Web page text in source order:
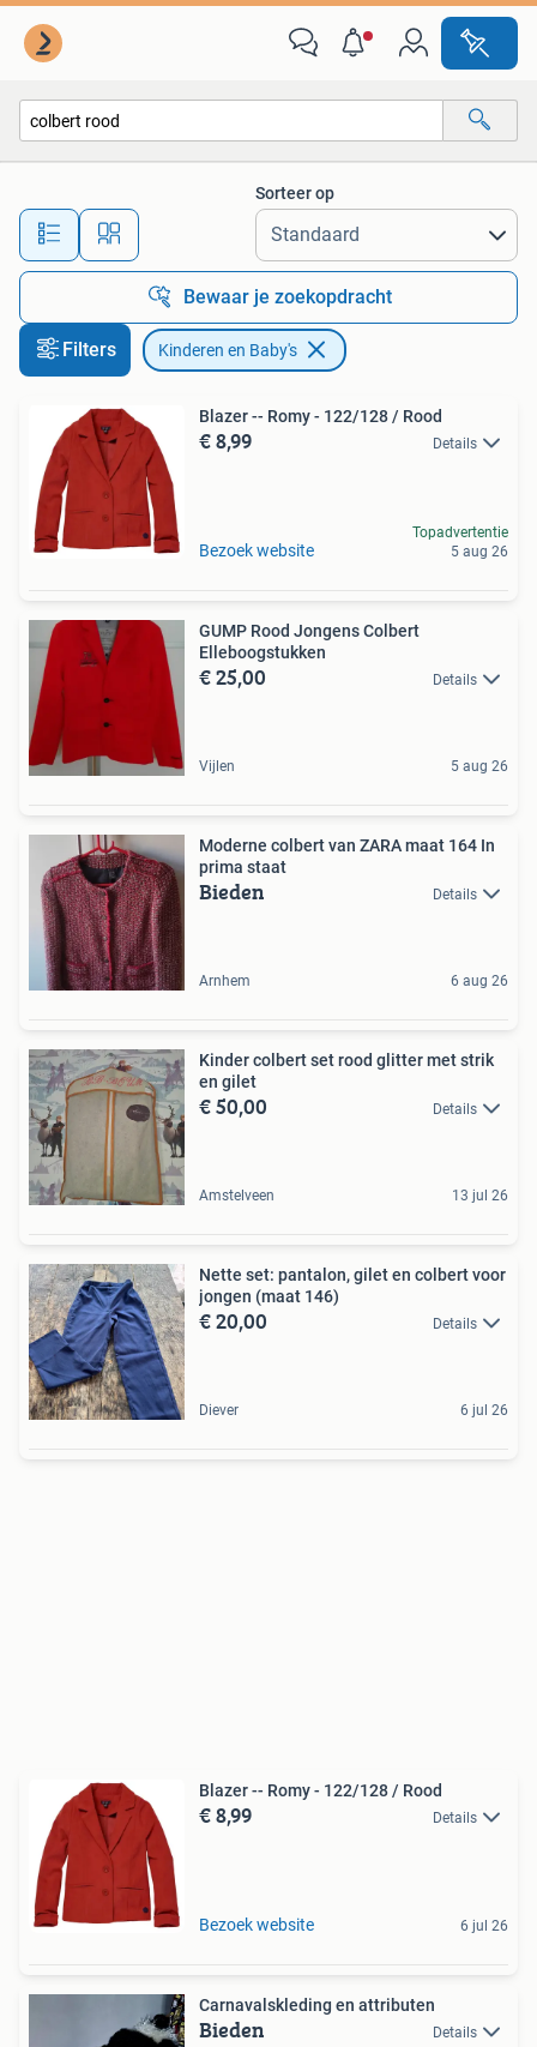
Alle afstanden…
Sorteer op
Bewaar je zoekopdracht
Filters Kinderen en Baby's
Blazer -- Romy - 122/128 / Rood
€ 8,99 Details
Bezoek website
Topadvertentie
5 aug 26
GUMP Rood Jongens Colbert
Elleboogstukken
€ 25,00 Details
Vijlen 5 aug 26
Moderne colbert van ZARA maat 164 In
prima staat
Bieden Details
Arnhem 6 aug 26
Kinder colbert set rood glitter met strik
en gilet
€ 50,00 Details
Amstelveen 13 jul 26
Nette set: pantalon, gilet en colbert voor
jongen (maat 146)
€ 20,00 Details
Diever 6 jul 26
Blazer -- Romy - 122/128 / Rood
€ 8,99 Details
Bezoek website 6 jul 26
Carnavalskleding en attributen
Bieden Details